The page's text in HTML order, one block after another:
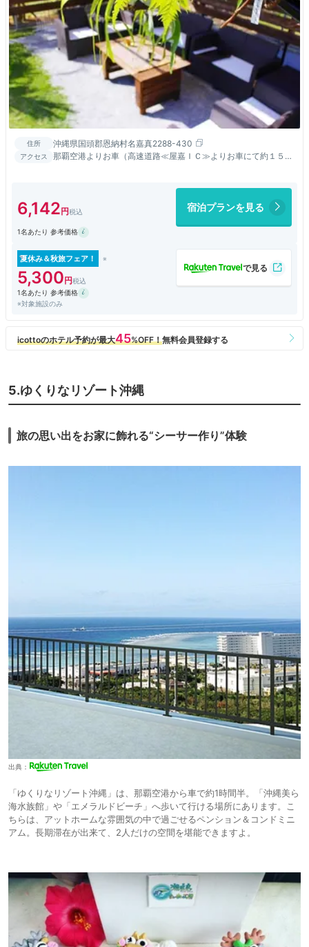
住所 沖縄県国頭郡恩納村名嘉真2288-430
アクセス
那覇空港よりお車（高速道路≪屋嘉ＩＣ≫よりお車にて約１５
6,142 宿泊プランを見る
1名あたり 参考価格
夏休み＆秋旅フェア！
5,300
1名あたり 参考価格
※対象施設のみ
5.ゆくりなリゾート沖縄
旅の思い出をお家に飾れる“シーサー作り”体験
出典：
「ゆくりなリゾート沖縄」は、那覇空港から車で約1時間半。「沖縄美ら
海水族館」や「エメラルドビーチ」へ歩いて行ける場所にあります。こ
ちらは、アットホームな雰囲気の中で過ごせるペンション＆コンドミニ
アム。長期滞在が出来て、2人だけの空間を堪能できますよ。